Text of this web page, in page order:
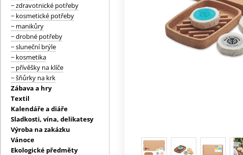
− zdravotnické potřeby
− kosmetické potřeby
− manikůry
− drobné potřeby
− sluneční brýle
− kosmetika
− přívěšky na klíče
− šňůrky na krk
Zábava a hry
Textil
Kalendáře a diáře
Sladkosti, vína, delikatesy
Výroba na zakázku
Vánoce
Ekologické předměty